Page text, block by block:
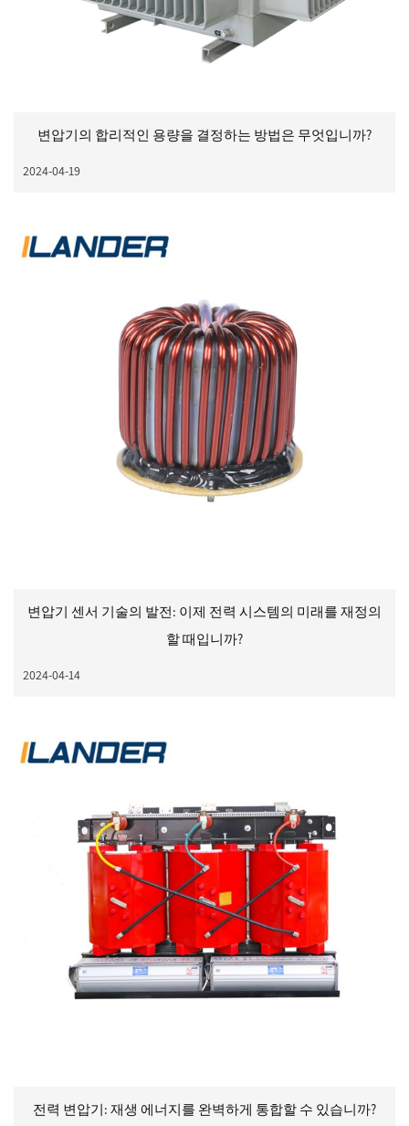
변압기의 합리적인 용량을 결정하는 방법은 무엇입니까?
2024-04-19
변압기 센서 기술의 발전: 이제 전력 시스템의 미래를 재정의
할 때입니까?
2024-04-14
전력 변압기: 재생 에너지를 완벽하게 통합할 수 있습니까?